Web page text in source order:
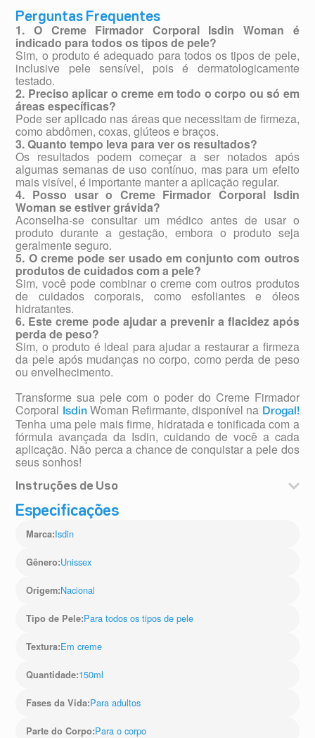
Perguntas Frequentes
1. O Creme Firmador Corporal Isdin Woman é
indicado para todos os tipos de pele?
Sim, o produto é adequado para todos os tipos de pele,
inclusive pele sensível, pois é dermatologicamente
testado.
2. Preciso aplicar o creme em todo o corpo ou só em
áreas específicas?
Pode ser aplicado nas áreas que necessitam de firmeza,
como abdômen, coxas, glúteos e braços.
3. Quanto tempo leva para ver os resultados?
Os resultados podem começar a ser notados após
algumas semanas de uso contínuo, mas para um efeito
mais visível, é importante manter a aplicação regular.
4. Posso usar o Creme Firmador Corporal Isdin
Woman se estiver grávida?
Aconselha-se consultar um médico antes de usar o
produto durante a gestação, embora o produto seja
geralmente seguro.
5. O creme pode ser usado em conjunto com outros
produtos de cuidados com a pele?
Sim, você pode combinar o creme com outros produtos
de cuidados corporais, como esfoliantes e óleos
hidratantes.
6. Este creme pode ajudar a prevenir a flacidez após
perda de peso?
Sim, o produto é ideal para ajudar a restaurar a firmeza
da pele após mudanças no corpo, como perda de peso
ou envelhecimento.
Transforme sua pele com o poder do Creme Firmador
Corporal IsdinWoman Refirmante, disponível na Drogal!
Tenha uma pele mais firme, hidratada e tonificada com a
fórmula avançada da Isdin, cuidando de você a cada
aplicação. Não perca a chance de conquistar a pele dos
seus sonhos!
Instruções de Uso
Aplique na pele limpa e seca 2 vezes ao dia,
massageando suavemente até que o creme seja
absorvido. Testado dermatologicamente.
Especificações
Marca:Isdin
Gênero:Unissex
Origem:Nacional
Tipo de Pele:Para todos os tipos de pele
Textura:Em creme
Quantidade:150ml
Fases da Vida:Para adultos
Parte do Corpo:Para o corpo